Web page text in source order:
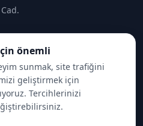
önemli
sunmak, site trafiğini
geliştirmek için
Tercihlerinizi